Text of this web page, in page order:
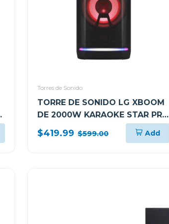
Torres de Sonido
TORRE DE SONIDO LG XBOOM
DE 2000W KARAOKE STAR PRO
DJ WHEEL OK99M
$419.99 $599.00 Add